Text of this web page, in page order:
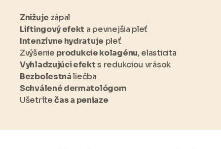
Znižuje zápal
Liftingový efekt a pevnejšia pleť
Intenzívne hydratuje pleť
Zvýšenie produkcie kolagénu, elasticita
Vyhladzujúci efekts redukciou vrások
Bezbolestnáliečba
Schválené dermatológom
Ušetrítečas a peniaze